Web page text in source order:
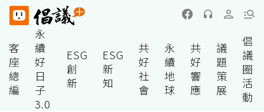
客
座
總
編
永
續
好
日
子
3.0
ESG
創
新
ESG
新
知
共
好
社
會
永
續
地
球
共
好
響
應
議
題
策
展
倡
議
圈
活
動